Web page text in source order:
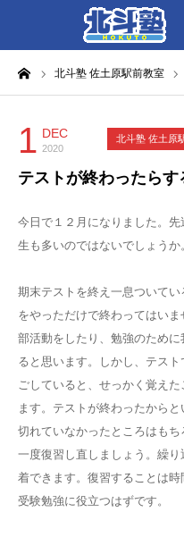
北斗塾 佐土原駅前教室
1 DEC
2020
北斗塾 佐土原
テストが終わったらす
今日で１２月になりました。
生も多いのではないでしょうか
期末テストを終え一息ついて
をやっただけで終わってはい
部活動をしたり、勉強のため
ると思います。しかし、テス
ごしていると、せっかく覚え
ます。テストが終わったから
切れていなかったところはも
一度復習し直しましょう。繰
着できます。復習することは
受験勉強に役立つはずです。
HOME
各教室別に記事を見る
北斗塾／教室一覧
お問い合わせ